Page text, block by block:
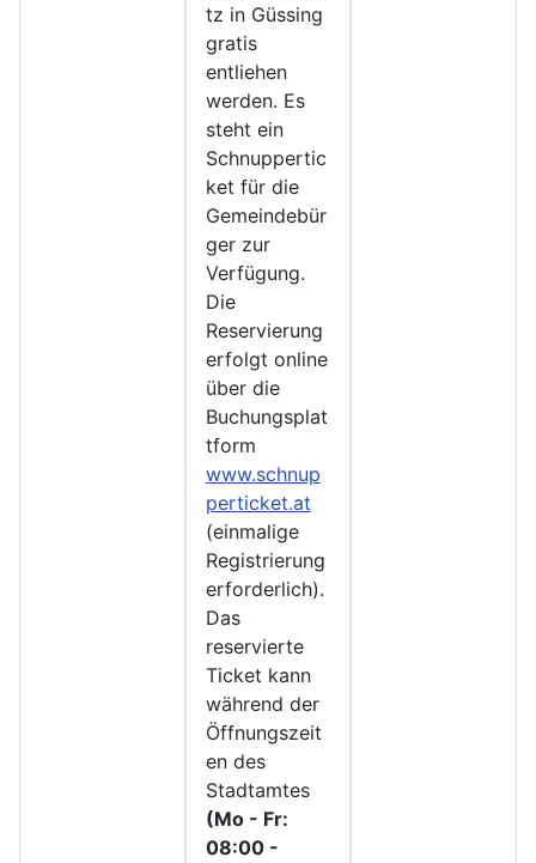
tz in Güssing
gratis
entliehen
werden. Es
steht ein
Schnuppertic
ket für die
Gemeindebür
ger zur
Verfügung.
Die
Reservierung
erfolgt online
über die
Buchungsplat
tform
www.schnup
perticket.at
(einmalige
Registrierung
erforderlich).
Das
reservierte
Ticket kann
während der
Öffnungszeit
en des
Stadtamtes
(Mo - Fr:
08:00 -